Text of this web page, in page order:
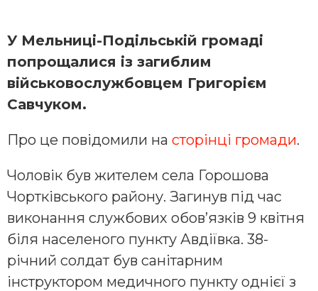
У Мельниці-Подільській громаді
попрощалися із загиблим
військовослужбовцем Григорієм
Савчуком.
Про це повідомили на сторінці громади.
Чоловік був жителем села Горошова
Чортківського району. Загинув під час
виконання службових обов’язків 9 квітня
біля населеного пункту Авдіївка. 38-
річний солдат був санітарним
інструктором медичного пункту однієї з